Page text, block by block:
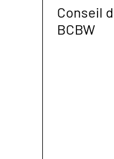
Conseil
BCBW